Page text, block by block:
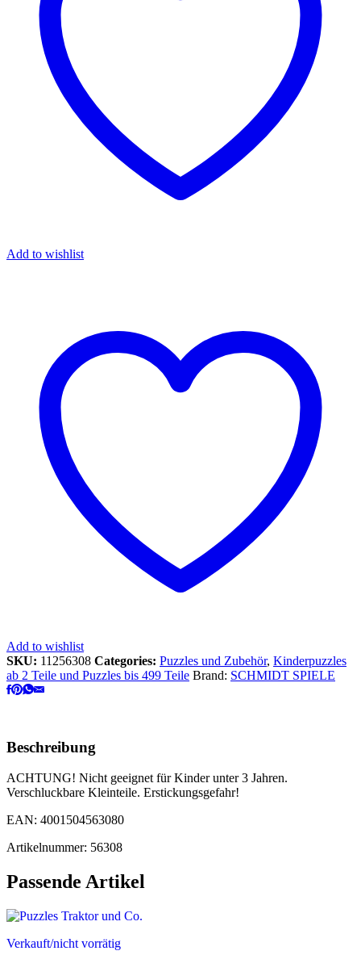
Add to wishlist
Add to wishlist
SKU: 11256308 Categories: Puzzles und Zubehör, Kinderpuzzles
ab 2 Teile und Puzzles bis 499 Teile Brand: SCHMIDT SPIELE
Beschreibung
ACHTUNG! Nicht geeignet für Kinder unter 3 Jahren.
Verschluckbare Kleinteile. Erstickungsgefahr!
EAN: 4001504563080
Artikelnummer: 56308
Passende Artikel
Verkauft/nicht vorrätig